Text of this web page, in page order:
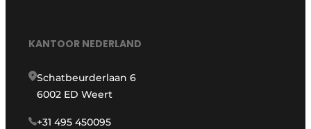
KANTOOR NEDERLAND
Schatbeurderlaan 6
6002 ED Weert
+31 495 450095